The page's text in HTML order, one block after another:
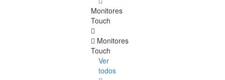
Monitores
Touch
Monitores
Touch
Ver
todos